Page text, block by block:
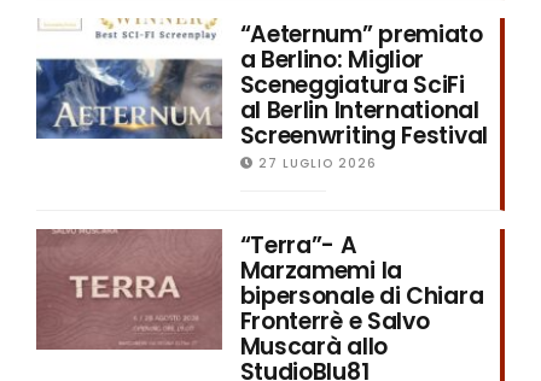
“Aeternum” premiato
a Berlino: Miglior
Sceneggiatura SciFi
al Berlin International
Screenwriting Festival
27 LUGLIO 2026
“Terra”- A
Marzamemi la
bipersonale di Chiara
Fronterrè e Salvo
Muscarà allo
StudioBlu81